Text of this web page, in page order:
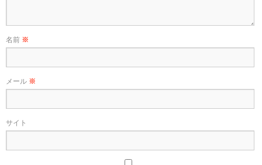
名前 ※
メール ※
サイト